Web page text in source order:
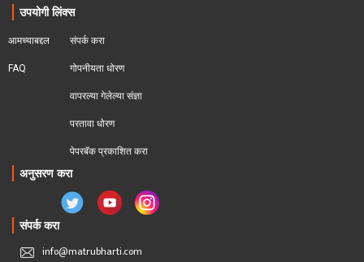
उपयोगी लिंक्स
आमच्याबद्दल
FAQ
संपर्क करा
गोपनीयता धोरण
वापरल्या गेलेल्या संज्ञा
परतावा धोरण
पेपरबॅक प्रकाशित करा
अनुसरण करा
संपर्क करा
info@matrubharti.com